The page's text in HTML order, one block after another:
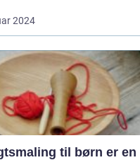
2024
til børn er en